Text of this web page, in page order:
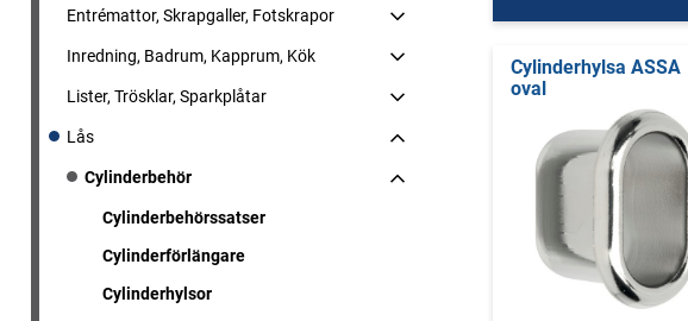
Entrémattor, Skrapgaller, Fotskrapor
Inredning, Badrum, Kapprum, Kök
Lister, Trösklar, Sparkplåtar
Lås
Cylinderbehör
Cylinderbehörssatser
Cylinderförlängare
Cylinderhylsor
Cylinderhylsa ASSA
oval